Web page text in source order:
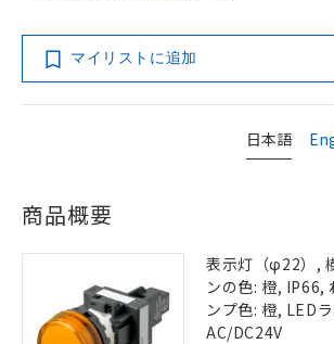
マイリストに追加
日本語
商品概要
表示灯（φ22）,
ンの色: 橙, IP66,
ンプ色: 橙, LED
AC/DC24V